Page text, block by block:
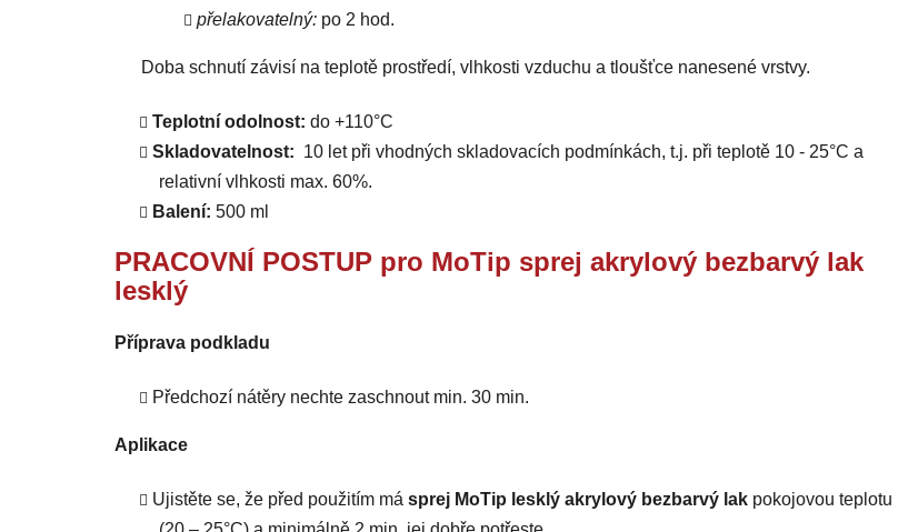
přelakovatelný: po 2 hod.
Doba schnutí závisí na teplotě prostředí, vlhkosti vzduchu a tloušťce nanesené vrstvy.
Teplotní odolnost: do +110°C
Skladovatelnost: 10 let při vhodných skladovacích podmínkách, t.j. při teplotě 10 - 25°C a
relativní vlhkosti max. 60%.
Balení: 500 ml
PRACOVNÍ POSTUP pro MoTip sprej akrylový bezbarvý lak
lesklý
Příprava podkladu
Předchozí nátěry nechte zaschnout min. 30 min.
Aplikace
Ujistěte se, že před použitím má sprej MoTip lesklý akrylový bezbarvý lak pokojovou teplotu